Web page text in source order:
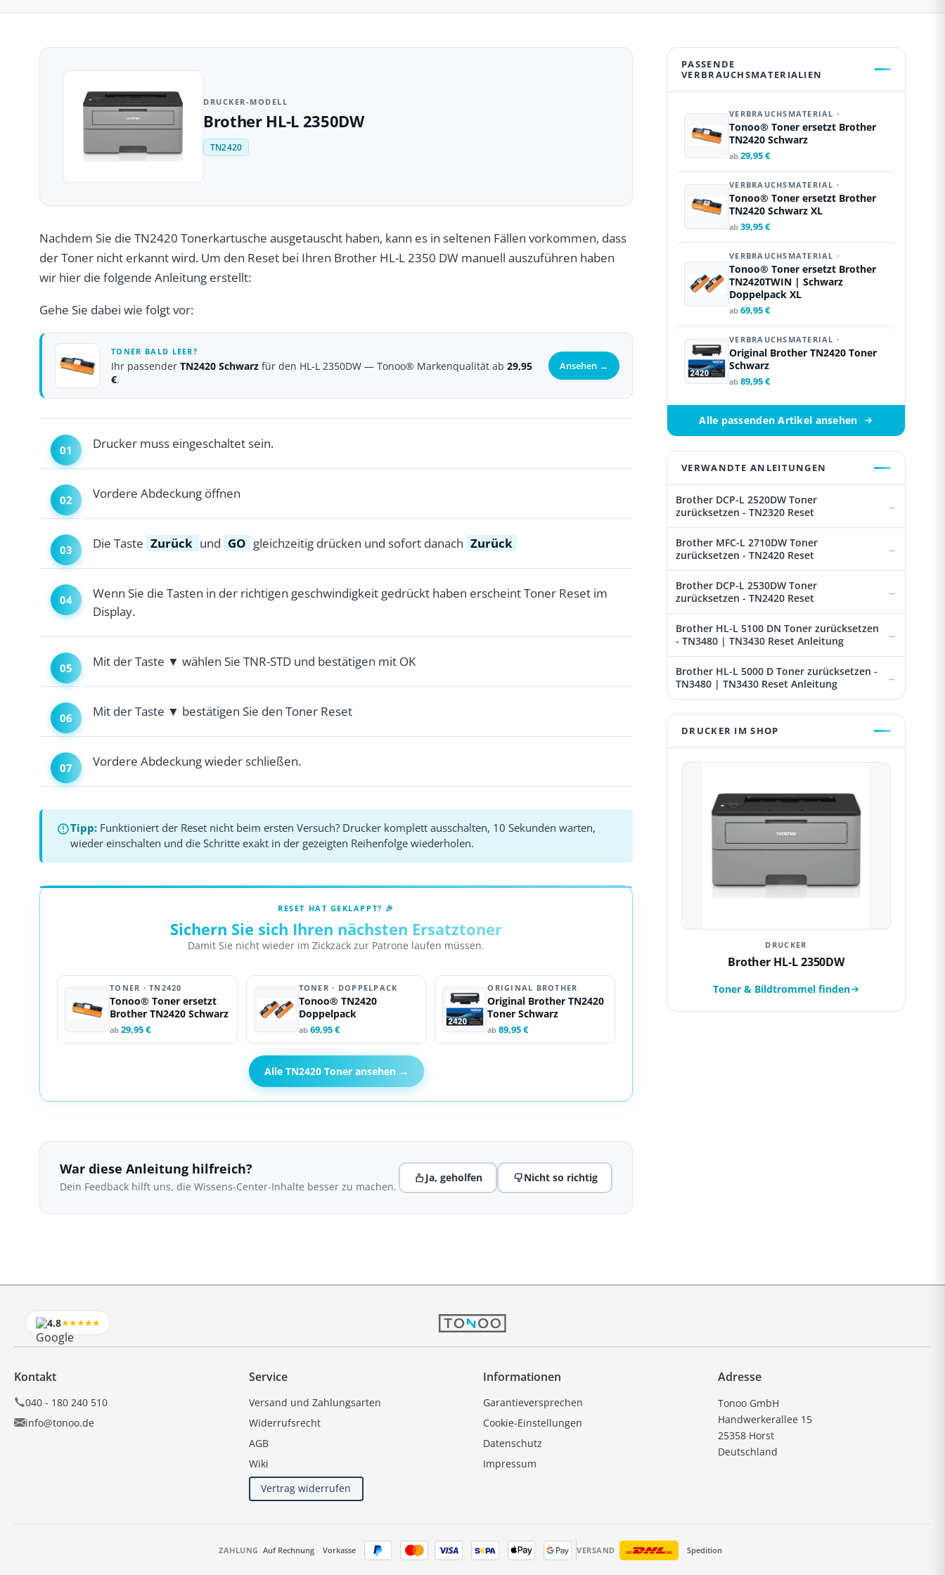
DRUCKER-MODELL
Brother HL-L 2350DW
TN2420
Nachdem Sie die TN2420 Tonerkartusche ausgetauscht haben, kann es in seltenen Fällen vorkommen, dass
der Toner nicht erkannt wird. Um den Reset bei Ihren Brother HL-L 2350 DW manuell auszuführen haben
wir hier die folgende Anleitung erstellt:
Gehe Sie dabei wie folgt vor:
TONER BALD LEER?
Ihr passender TN2420 Schwarz für den HL-L 2350DW — Tonoo® Markenqualität ab 29,95
€.
Ansehen →
Drucker muss eingeschaltet sein.
Vordere Abdeckung öffnen
Die Taste Zurück und GO gleichzeitig drücken und sofort danach Zurück
Wenn Sie die Tasten in der richtigen geschwindigkeit gedrückt haben erscheint Toner Reset im
Display.
Mit der Taste ▼ wählen Sie TNR-STD und bestätigen mit OK
Mit der Taste ▼ bestätigen Sie den Toner Reset
Vordere Abdeckung wieder schließen.
Tipp: Funktioniert der Reset nicht beim ersten Versuch? Drucker komplett ausschalten, 10 Sekunden warten,
wieder einschalten und die Schritte exakt in der gezeigten Reihenfolge wiederholen.
RESET HAT GEKLAPPT? 🎉
Sichern Sie sich Ihren nächsten Ersatztoner
Damit Sie nicht wieder im Zickzack zur Patrone laufen müssen.
TONER · TN2420
Tonoo® Toner ersetzt
Brother TN2420 Schwarz
ab 29,95 €
TONER · DOPPELPACK
Tonoo® TN2420
Doppelpack
ab 69,95 €
ORIGINAL BROTHER
Original Brother TN2420
Toner Schwarz
ab 89,95 €
Alle TN2420 Toner ansehen →
War diese Anleitung hilfreich?
Dein Feedback hilft uns, die Wissens-Center-Inhalte besser zu machen.
Ja, geholfen Nicht so richtig
PASSENDE
VERBRAUCHSMATERIALIEN
VERBRAUCHSMATERIAL ·
Tonoo® Toner ersetzt Brother
TN2420 Schwarz
ab 29,95 €
VERBRAUCHSMATERIAL ·
Tonoo® Toner ersetzt Brother
TN2420 Schwarz XL
ab 39,95 €
VERBRAUCHSMATERIAL ·
Tonoo® Toner ersetzt Brother
TN2420TWIN | Schwarz
Doppelpack XL
ab 69,95 €
VERBRAUCHSMATERIAL ·
Original Brother TN2420 Toner
Schwarz
ab 89,95 €
Alle passenden Artikel ansehen
VERWANDTE ANLEITUNGEN
Brother DCP-L 2520DW Toner
zurücksetzen - TN2320 Reset
Brother MFC-L 2710DW Toner
zurücksetzen - TN2420 Reset
Brother DCP-L 2530DW Toner
zurücksetzen - TN2420 Reset
Brother HL-L 5100 DN Toner zurücksetzen
- TN3480 | TN3430 Reset Anleitung
Brother HL-L 5000 D Toner zurücksetzen -
TN3480 | TN3430 Reset Anleitung
DRUCKER IM SHOP
DRUCKER
Brother HL-L 2350DW
Toner & Bildtrommel finden
4.8★★★★★
Kontakt
040 - 180 240 510
info@tonoo.de
Service
Versand und Zahlungsarten
Widerrufsrecht
AGB
Wiki
Vertrag widerrufen
Informationen
Garantieversprechen
Cookie-Einstellungen
Datenschutz
Impressum
Adresse
Tonoo GmbH
Handwerkerallee 15
25358 Horst
Deutschland
ZAHLUNG Auf Rechnung Vorkasse VERSAND Spedition